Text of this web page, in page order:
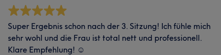
Super Ergebnis schon nach der 3. Sitzung! Ich fühle mich
sehr wohl und die Frau ist total nett und professionell.
Klare Empfehlung! ☺️